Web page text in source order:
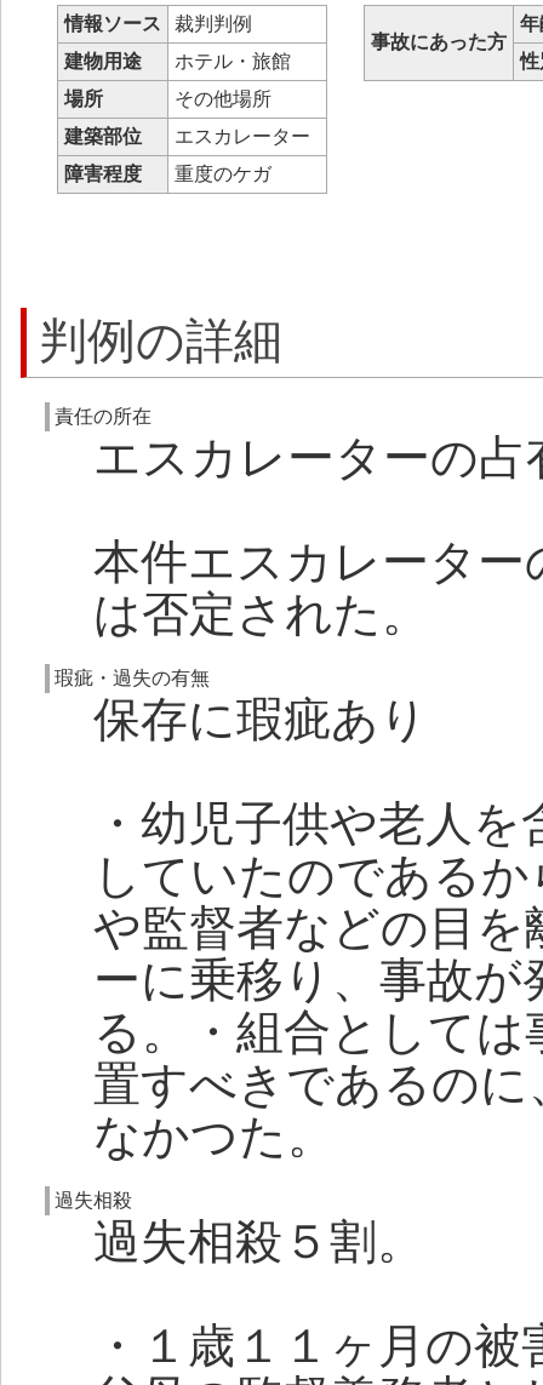
情報ソース
裁判判例
建物用途
ホテル・旅館
場所
その他場所
建築部位
エスカレーター
障害程度
重度のケガ
事故にあった方
年
性
判例の詳細
責任の所在
エスカレーターの占
本件エスカレータ
は否定された。
瑕疵・過失の有無
保存に瑕疵あり
・幼児子供や老人
していたのである
や監督者などの目
ーに乗移り、事故
る。・組合として
置すべきであるの
なかつた。
過失相殺
過失相殺５割。
・１歳１１ヶ月の